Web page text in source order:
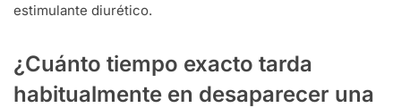
estimulante diurético.
¿Cuánto tiempo exacto tarda
habitualmente en desaparecer una